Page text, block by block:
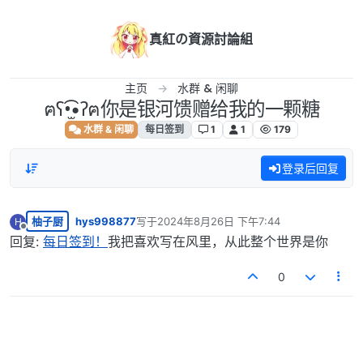
真紅の資源討論組
主页 水群 & 闲聊
ฅʕ•̫͡•ʔฅ你是银河馈赠给我的一颗糖
水群 & 闲聊 每日签到 1 1 179
登录后回复
H
离线
柚子厨 hys998877写于2024年8月26日 下午7:44
最后由 编辑
回复: 每日签到！ 我把喜欢写在风里，从此整个世界是你
0